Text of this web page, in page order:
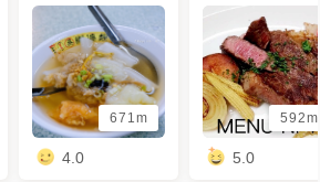
671m
4.0
592m
5.0